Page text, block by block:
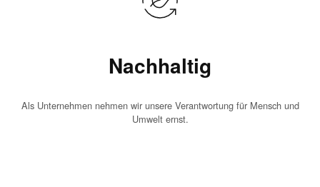
Nachhaltig
Als Unternehmen nehmen wir unsere Verantwortung für Mensch und
Umwelt ernst.